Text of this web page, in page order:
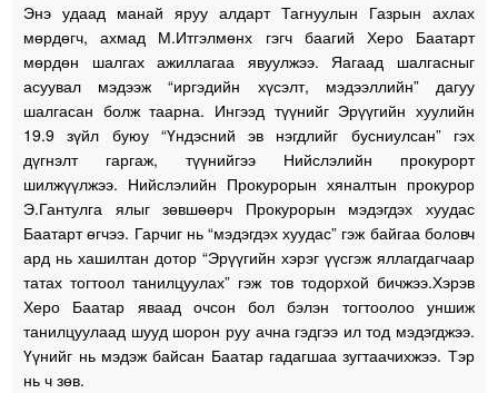
Энэ удаад манай яруу алдарт Тагнуулын Газрын ахлах
мөрдөгч, ахмад М.Итгэлмөнх гэгч баагий Херо Баатарт
мөрдөн шалгах ажиллагаа явуулжээ. Яагаад шалгасныг
асуувал мэдээж “иргэдийн хүсэлт, мэдээллийн” дагуу
шалгасан болж таарна. Ингээд түүнийг Эрүүгийн хуулийн
19.9 зүйл буюу “Үндэсний эв нэгдлийг бусниулсан” гэх
дүгнэлт гаргаж, түүнийгээ Нийслэлийн прокурорт
шилжүүлжээ. Нийслэлийн Прокурорын хяналтын прокурор
Э.Гантулга ялыг зөвшөөрч Прокурорын мэдэгдэх хуудас
Баатарт өгчээ. Гарчиг нь “мэдэгдэх хуудас” гэж байгаа боловч
ард нь хашилтан дотор “Эрүүгийн хэрэг үүсгэж яллагдагчаар
татах тогтоол танилцуулах” гэж тов тодорхой бичжээ.Хэрэв
Херо Баатар яваад очсон бол бэлэн тогтоолоо уншиж
танилцуулаад шууд шорон руу ачна гэдгээ ил тод мэдэгджээ.
Үүнийг нь мэдэж байсан Баатар гадагшаа зугтаачихжээ. Тэр
нь ч зөв.